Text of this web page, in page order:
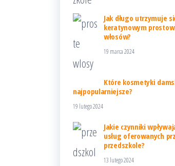
Jak długo utrzymuje
keratynowym
włosów?
19 marca 2024
Które kosmetyki
najpopularniejsze?
19 lutego 2024
Jakie czynniki
usług oferowanych
przedszkole?
13 lutego 2024